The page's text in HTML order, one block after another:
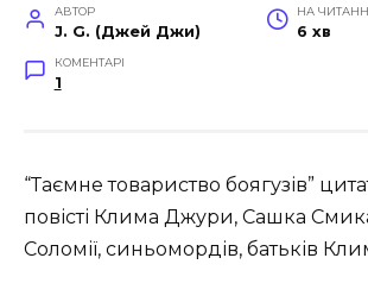
АВТОР
J. G. (Джей Джи)
НА
6 хв
КОМЕНТАРІ
1
“Таємне товариство боягузів”
повісті Клима Джури, Сашка
Соломії, синьомордів, батьків